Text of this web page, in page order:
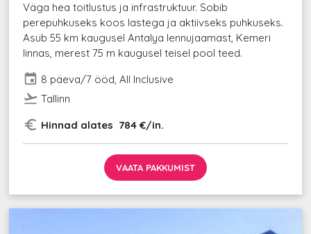
Väga hea toitlustus ja infrastruktuur. Sobib
perepuhkuseks koos lastega ja aktiivseks puhkuseks.
Asub 55 km kaugusel Antalya lennujaamast, Kemeri
linnas, merest 75 m kaugusel teisel pool teed.
event 8 päeva/7 ööd, All Inclusive
flight_takeoff Tallinn
euro_symbol Hinnad alates 784 €/in.
VAATA PAKKUMIST